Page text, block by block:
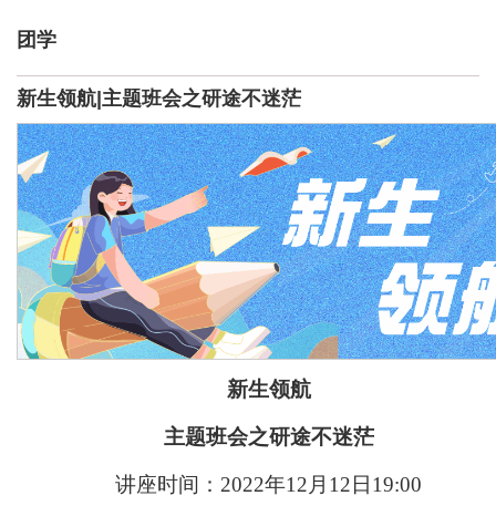
团学
新生领航|主题班会之研途不迷茫
新生领航
主题班会之研途不迷茫
讲座时间：2022年12月12日19:00